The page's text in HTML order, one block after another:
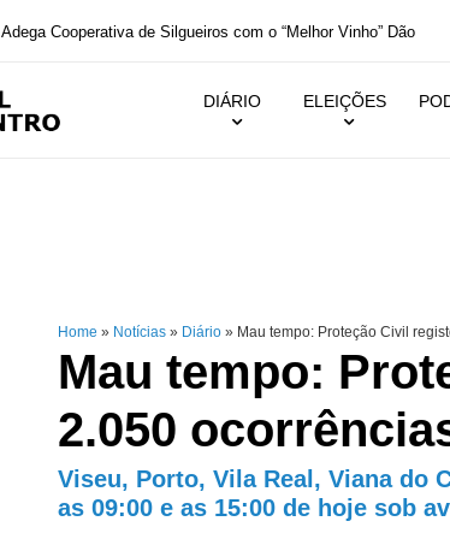
Adega Cooperativa de Silgueiros com o “Melhor Vinho” Dão
DIÁRIO ELEIÇÕES
Home » Notícias » Diário » Mau tempo: Proteção Civil
Mau tempo:
2.050
Viseu, Porto, Vila Real, Viana do
as 09:00 e as 15:00 de hoje sob